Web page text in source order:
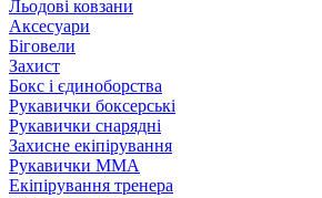
Льодові ковзани
Аксесуари
Біговели
Захист
Бокс і єдиноборства
Рукавички боксерські
Рукавички снарядні
Захисне екіпірування
Рукавички ММА
Екіпірування тренера